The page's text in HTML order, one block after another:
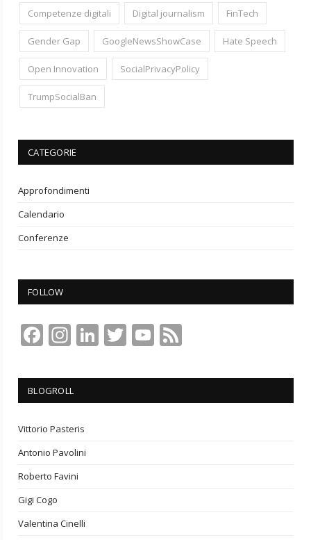
Competenze digitali Digital journalism FinTech
Gender Gap GoogleNewsShowCase Hate Speech
Open Innovation SocialPrivacyPolicy
TrumpSocialBan
CATEGORIE
Approfondimenti
Calendario
Conferenze
FOLLOW
Facebook
Instagram
LinkedIn
TwitterYouTube
BLOGROLL
Vittorio Pasteris
Antonio Pavolini
Roberto Favini
Gigi Cogo
Valentina Cinelli